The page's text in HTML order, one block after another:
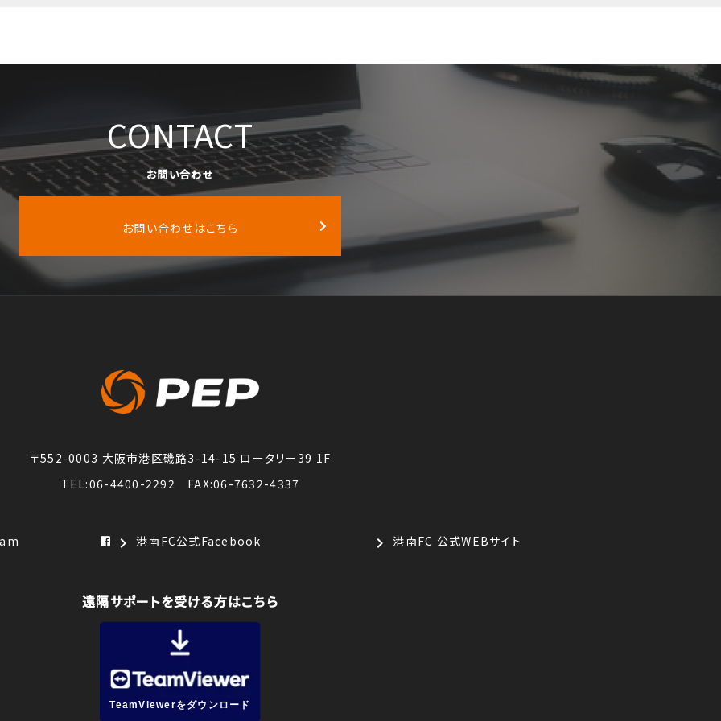
CONTACT
お問い合わせ
お問い合わせはこちら
〒552-0003 大阪市港区磯路3-14-15 ロータリー39 1F
TEL:06-4400-2292 FAX:06-7632-4337
chevron_right 港南FC公式Facebook chevron_right 港南FC 公式WEBサイト
遠隔サポートを受ける方はこちら
TeamViewerをダウンロード